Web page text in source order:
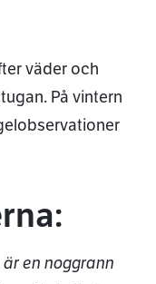
väder och
På vintern
en noggrann